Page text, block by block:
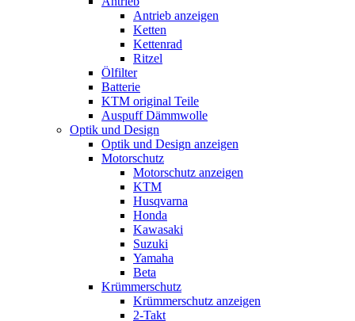
Antrieb anzeigen
Ketten
Kettenrad
Ritzel
Ölfilter
Batterie
KTM original Teile
Auspuff Dämmwolle
Optik und Design
Optik und Design anzeigen
Motorschutz
Motorschutz anzeigen
KTM
Husqvarna
Honda
Kawasaki
Suzuki
Yamaha
Beta
Krümmerschutz
Krümmerschutz anzeigen
2-Takt